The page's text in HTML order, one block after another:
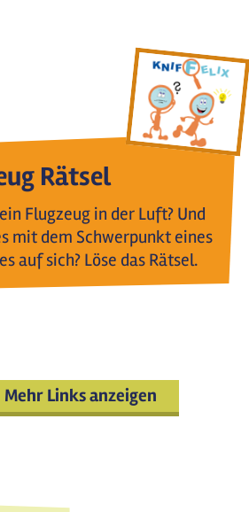
Rätsel
Flugzeug in der Luft? Und
mit dem Schwerpunkt eines
auf sich? Löse das Rätsel.
Mehr Links anzeigen